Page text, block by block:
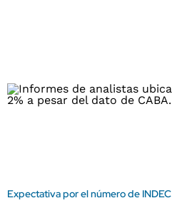
Expectativa por el número de INDEC